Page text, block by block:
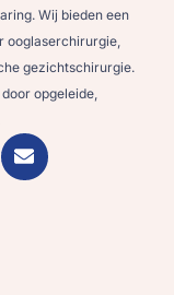
Wij bieden een
ooglaserchirurgie,
gezichtschirurgie.
opgeleide,